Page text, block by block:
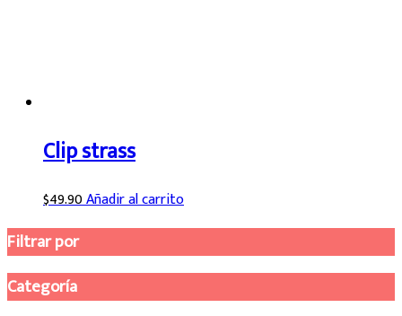
Clip strass
$49.90Añadir al carrito
Filtrar por
Categoría